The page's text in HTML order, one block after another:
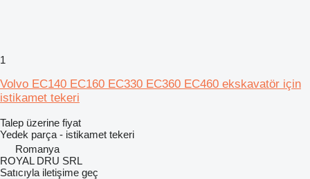
1
Volvo EC140 EC160 EC330 EC360 EC460 ekskavatör için
istikamet tekeri
Talep üzerine fiyat
Yedek parça - istikamet tekeri
Romanya
ROYAL DRU SRL
Satıcıyla iletişime geç